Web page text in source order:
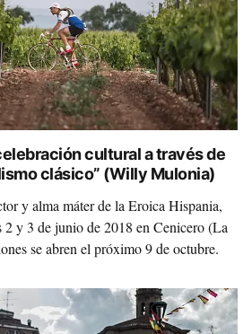
cultural a través de
clásico” (Willy Mulonia)
y alma máter de la Eroica Hispania,
2 y 3 de junio de 2018 en Cenicero (La
se abren el próximo 9 de octubre.